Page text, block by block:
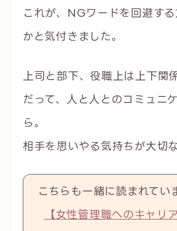
これが、NGワードを回避す
かと気付きました。
上司と部下、役職上は上下関
だって、人と人とのコミュニ
ら。
相手を思いやる気持ちが大切な
こちらも一緒に読まれてい
【女性管理職へのキャリ